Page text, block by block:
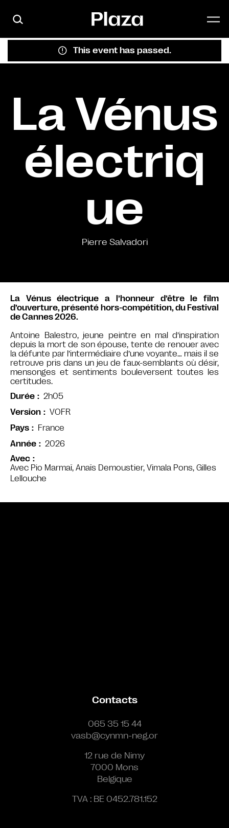
This event has passed.
La Vénus
électriq
ue
Pierre Salvadori
Avec
Avec Pio Marmaï, Anaïs Demoustier, Vimala Pons, Gilles
Lellouche
La Vénus électrique a l’honneur d’être le film
d’ouverture, présenté hors-compétition, du Festival
de Cannes 2026.
Antoine Balestro, jeune peintre en mal d’inspiration
depuis la mort de son épouse, tente de renouer avec
la défunte par l’intermédiaire d’une voyante… mais il se
retrouve pris dans un jeu de faux-semblants où désir,
mensonges et sentiments bouleversent toutes les
certitudes.
Durée
2h05
Version
VOFR
Pays
France
Année
2026
Contacts
065 35 15 44
vasb@cynmn-neg.or
12 rue de Nimy
7000 Mons
Belgique
TVA : BE 0452.781.152